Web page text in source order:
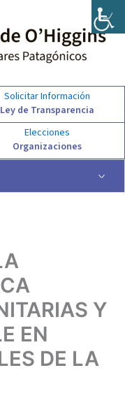
Solicitar Información
Ley de Transparencia
Elecciones
Organizaciones
Y
EN
DE LA